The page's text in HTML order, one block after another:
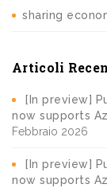
sharing
Articoli
[In preview]
now supports
Febbraio 2026
[In preview]
now supports